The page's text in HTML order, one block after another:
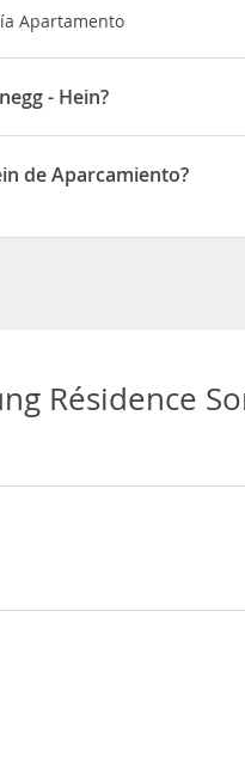
Apartamento
- Hein?
Moosmattenstrasse EG
de Aparcamiento?
Résidence